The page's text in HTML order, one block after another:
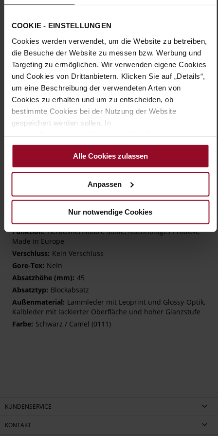
COOKIE - EINSTELLUNGEN
Cookies werden verwendet, um die Website zu betreiben,
die Besuche der Website zu messen bzw. Werbung und
Targeting zu ermöglichen. Wir verwenden eigene Cookies
und Cookies von Drittanbietern. Klicken Sie auf „Details“,
um eine Beschreibung der verwendeten Arten von
Cookies zu erhalten und um zu entscheiden, ob
bestimmte Cookies bei der Nutzung der Website
gespeichert werden sollen. In
Informationen.
Alle Cookies zulassen
Anpassen
Nur notwendige Cookies
Ein femininer Eyecatcher ist der HASSIA Pumps RAVENNA, der
in Leo-Optik verzaubert. Der elegante Look wird von einem
tonalen Blockabsatz komplettiert, der dank der rutschfesten
Sohle gute Stabilität verleiht. Die Weite H umschmeichelt
durchschnittliche Fußbreiten, während die erstklassige
Passform und das hochwertige Lederfutter ein bequemes
Tragegefühl garantieren. Ein modernes Highlight zum
Hosenanzug im Büro oder zum Abendevent – der
Damenschuh RAVENNA verbindet mühelos Komfort und Stil.
Informationen
Lederfutter
H – wide (comfort fit)
Made in Europe, Obermaterial (LEATHER
WORKING GROUP Gold zertifiziert), Futter / Decksohle
Herausnehmbare Sohle, Nachhaltiges Produkt,
Made in Europe
Kein Verschluss
Nein
45
Blockabsatz
Lammleder mit Leoprint und Glossy-Optik,
Kalbleder mit lackierter Oberfläche und hoher Glanzstufe
Schwarz / Camel (0111)
KUNDENSERVICE
KONTAKT